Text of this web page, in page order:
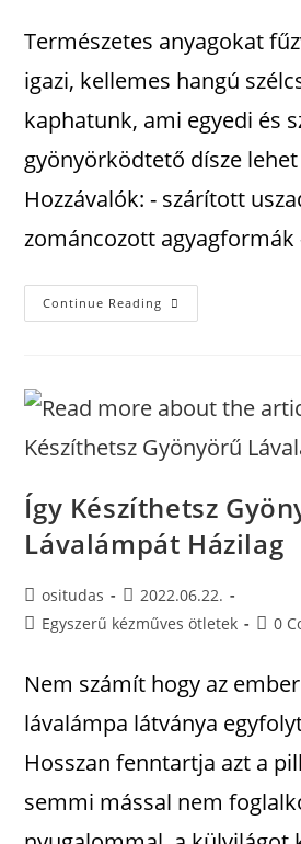
Természetes anyagokat
igazi, kellemes hangú
kaphatunk, ami egyedi és
gyönyörködtető dísze
Hozzávalók: - szárított
zománcozott
Continue Reading
Így Készíthetsz
Lávalámpát Házilag
ositudas
2022.06.22.
Egyszerű kézműves ötletek
0
Nem számít hogy az
lávalámpa látványa
Hosszan fenntartja azt a
semmi mással nem